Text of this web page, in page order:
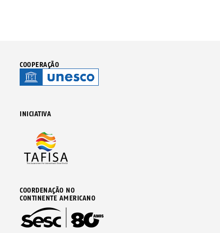
COOPERAÇÃO
INICIATIVA
COORDENAÇÃO NO
CONTINENTE AMERICANO